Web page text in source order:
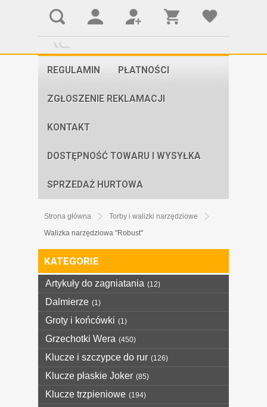
REGULAMIN PŁATNOŚCI
ZGŁOSZENIE REKLAMACJI
KONTAKT
DOSTĘPNOŚĆ TOWARU I WYSYŁKA
SPRZEDAŻ HURTOWA
Strona główna
Torby i walizki narzędziowe
Walizka narzędziowa "Robust"
KATEGORIE
Artykuły do zagniatania (12)
Dalmierze (1)
Groty i końcówki (1)
Grzechotki Wera (450)
Klucze i szczypce do rur (126)
Klucze płaskie Joker (85)
Klucze trzpieniowe (194)